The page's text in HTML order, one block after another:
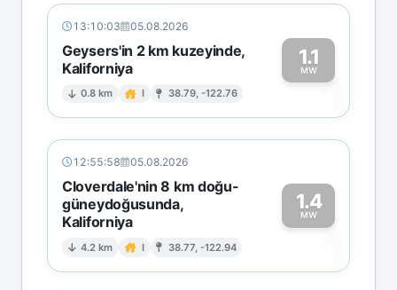
13:10:03 05.08.2026
Geysers'in 2 km kuzeyinde,
Kaliforniya
0.8 km I 38.79, -122.76
1.1
MW1
12:55:58 05.08.2026
Cloverdale'nin 8 km doğu-
güneydoğusunda,
Kaliforniya
4.2 km I 38.77, -122.94
1.4
MW
1